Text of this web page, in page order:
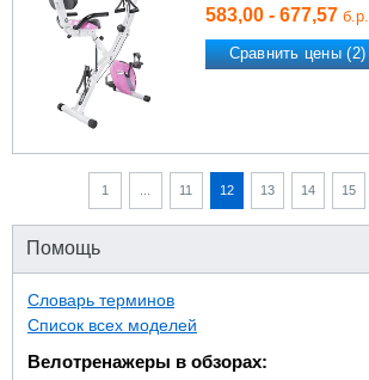
583,00 - 677,57 б.р.
Сравнить цены (2)
1 11 12 13 14 15
Помощь
Словарь терминов
Список всех моделей
Велотренажеры в обзорах: